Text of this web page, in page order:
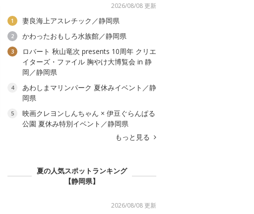
2026/08/08 更新
1 妻良海上アスレチック／静岡県
2 かわったおもしろ水族館／静岡県
3
ロバート 秋山竜次 presents 10周年 クリエ
イターズ・ファイル 胸やけ大博覧会 in 静
岡／静岡県
4
あわしまマリンパーク 夏休みイベント／静
岡県
5
映画クレヨンしんちゃん × 伊豆ぐらんぱる
公園 夏休み特別イベント／静岡県
もっと見る
夏の人気スポットランキング
【静岡県】
2026/08/08 更新